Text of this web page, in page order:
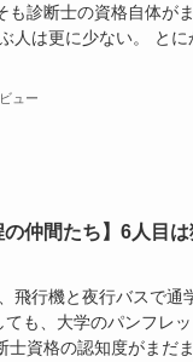
診断士の資格自体が
人は更に少ない。 と
ュー
の仲間たち】6人目
飛行機と夜行バスで通
も、大学のパンフレ
士資格の認知度がまだ